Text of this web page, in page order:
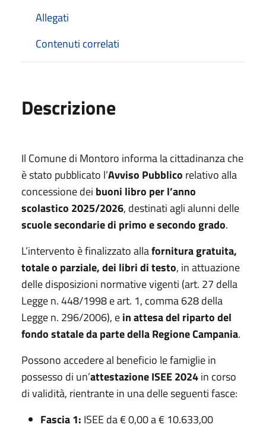
Allegati
Contenuti correlati
Descrizione
Il Comune di Montoro informa la cittadinanza che
è stato pubblicato l’Avviso Pubblico relativo alla
concessione dei buoni libro per l’anno
scolastico 2025/2026, destinati agli alunni delle
scuole secondarie di primo e secondo grado.
L’intervento è finalizzato allafornitura gratuita,
totale o parziale, dei libri di testo, in attuazione
delle disposizioni normative vigenti (art. 27 della
Legge n. 448/1998 e art. 1, comma 628 della
Legge n. 296/2006), ein attesa del riparto del
fondo statale da parte della Regione Campania.
Possono accedere al beneficio le famiglie in
possesso di un’attestazione ISEE 2024in corso
di validità, rientrante in una delle seguenti fasce:
Fascia 1: ISEE da € 0,00 a € 10.633,00